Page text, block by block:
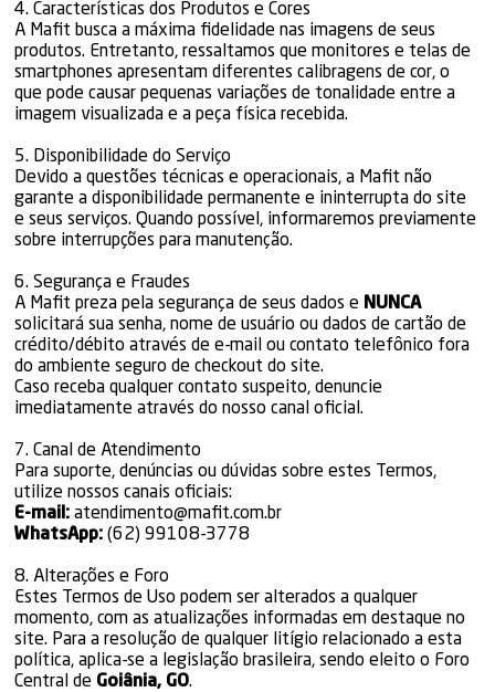
4. Características dos Produtos e Cores
A Mafit busca a máxima fidelidade nas imagens de seus
produtos. Entretanto, ressaltamos que monitores e telas de
smartphones apresentam diferentes calibragens de cor, o
que pode causar pequenas variações de tonalidade entre a
imagem visualizada e a peça física recebida.
5. Disponibilidade do Serviço
Devido a questões técnicas e operacionais, a Mafit não
garante a disponibilidade permanente e ininterrupta do site
e seus serviços. Quando possível, informaremos previamente
sobre interrupções para manutenção.
6. Segurança e Fraudes
A Mafit preza pela segurança de seus dados e NUNCA
solicitará sua senha, nome de usuário ou dados de cartão de
crédito/débito através de e-mail ou contato telefônico fora
do ambiente seguro de checkout do site.
Caso receba qualquer contato suspeito, denuncie
imediatamente através do nosso canal oficial.
7. Canal de Atendimento
Para suporte, denúncias ou dúvidas sobre estes Termos,
utilize nossos canais oficiais:
E-mail: atendimento@mafit.com.br
WhatsApp: (62) 99108-3778
8. Alterações e Foro
Estes Termos de Uso podem ser alterados a qualquer
momento, com as atualizações informadas em destaque no
site. Para a resolução de qualquer litígio relacionado a esta
política, aplica-se a legislação brasileira, sendo eleito o Foro
Central de Goiânia, GO.